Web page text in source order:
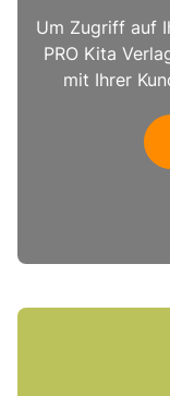
Um Zugriff auf
PRO Kita
mit Ihrer